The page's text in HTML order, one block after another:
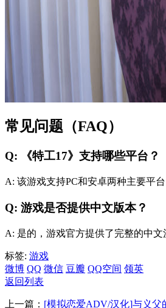
常见问题（FAQ）
Q: 《特工17》支持哪些平台？
A: 该游戏支持PC和安卓两种主要平
Q: 游戏是否提供中文版本？
A: 是的，游戏官方提供了完整的中文
标签: 游戏
微博 QQ 微信 豆瓣 QQ空间 领英
返回列表
上一篇： [模拟恋爱ADV/汉化]与义父